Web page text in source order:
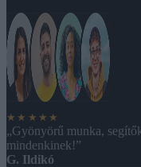
★★★★★
„Gyönyörű munka,
mindenkinek!”
G. Ildikó